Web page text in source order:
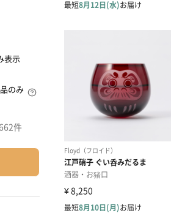
表示
のみ
件